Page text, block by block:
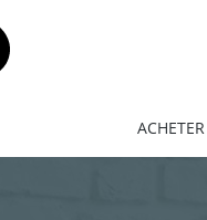
ACHETER